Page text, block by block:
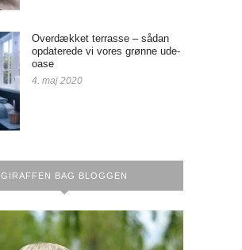
Overdækket terrasse – sådan
opdaterede vi vores grønne ude-
oase
4. maj 2020
GIRAFFEN BAG BLOGGEN